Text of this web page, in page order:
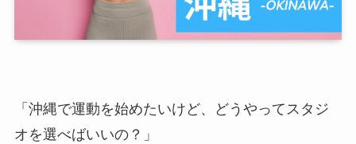
「沖縄で運動を始めたいけど、どうやってスタジ
オを選べばいいの？」